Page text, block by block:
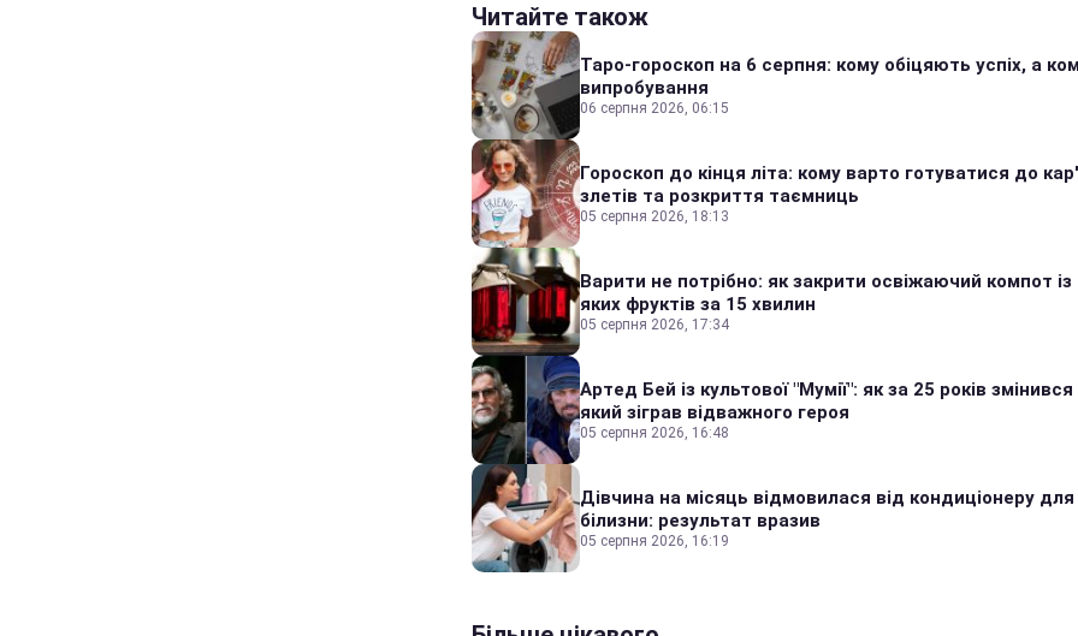
Читайте також
Таро-гороскоп на 6 серпня: кому обіцяють успіх, а
випробування
06 серпня 2026, 06:15
Гороскоп до кінця літа: кому варто готуватися до
злетів та розкриття таємниць
05 серпня 2026, 18:13
Варити не потрібно: як закрити освіжаючий компот
яких фруктів за 15 хвилин
05 серпня 2026, 17:34
Артед Бей із культової "Мумії": як за 25 років
який зіграв відважного героя
05 серпня 2026, 16:48
Дівчина на місяць відмовилася від кондиціонеру для
білизни: результат вразив
05 серпня 2026, 16:19